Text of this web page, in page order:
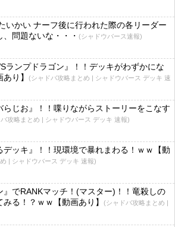
いかい ナーフ後に行われた際の各リーダー
問題ないな・・・ (シャドウバース速報)
ランプドラゴン』！！デッキがわずかにな
り】
(シャドバ攻略まとめ | シャドウバース デッキ 速
らじお』！！喋りながらストーリーをこなす
攻略まとめ | シャドウバース デッキ 速報)
デッキ』！！現環境で暴れまわる！ｗｗ【動
| シャドウバース デッキ 速報)
』でRANKマッチ！(マスター)！！竜殺しの
る！？ｗｗ【動画あり】
(シャドバ攻略まとめ |